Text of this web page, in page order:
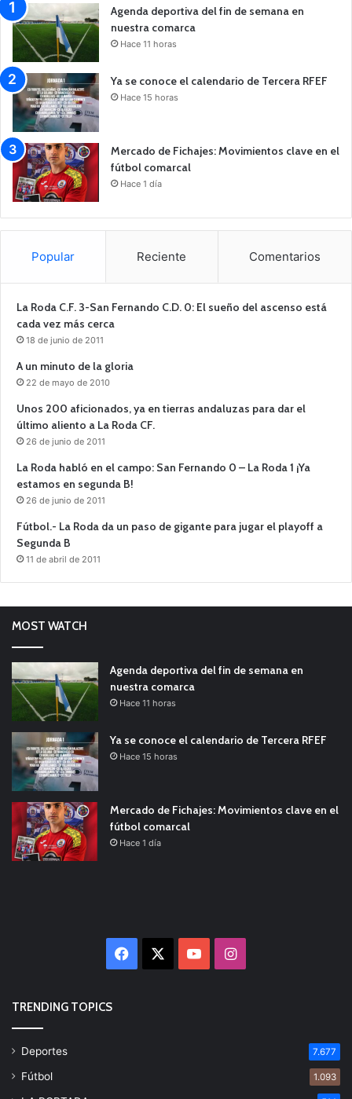
Agenda deportiva del fin de semana en
nuestra comarca
Hace 11 horas
Ya se conoce el calendario de Tercera RFEF
Hace 15 horas
Mercado de Fichajes: Movimientos clave en el
fútbol comarcal
Hace 1 día
Popular Reciente Comentarios
La Roda C.F. 3-San Fernando C.D. 0: El sueño del ascenso está
cada vez más cerca
18 de junio de 2011
A un minuto de la gloria
22 de mayo de 2010
Unos 200 aficionados, ya en tierras andaluzas para dar el
último aliento a La Roda CF.
26 de junio de 2011
La Roda habló en el campo: San Fernando 0 – La Roda 1 ¡Ya
estamos en segunda B!
26 de junio de 2011
Fútbol.- La Roda da un paso de gigante para jugar el playoff a
Segunda B
11 de abril de 2011
MOST WATCH
Agenda deportiva del fin de semana en
nuestra comarca
Hace 11 horas
Ya se conoce el calendario de Tercera RFEF
Hace 15 horas
Mercado de Fichajes: Movimientos clave en el
fútbol comarcal
Hace 1 día
Facebook YouTubeInstagram
TRENDING TOPICS
Deportes 7.677
Fútbol 1.093